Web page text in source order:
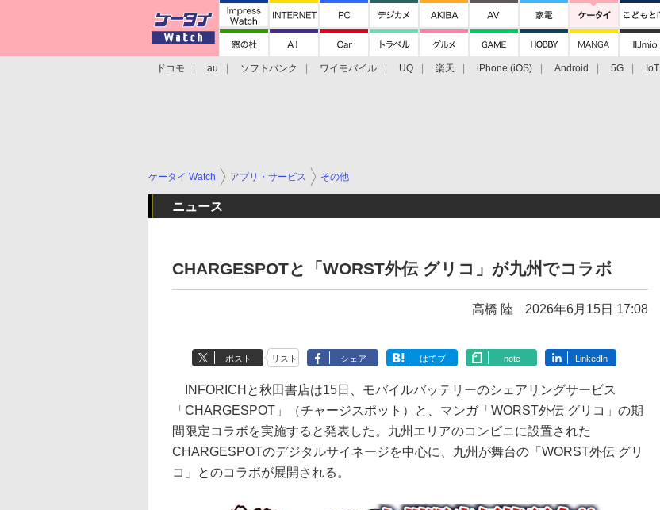
ドコモ au ソフトバンク ワイモバイル UQ 楽天 iPhone (iOS) Android 5G IoT
ケータイ Watch アプリ・サービス その他
ニュース
CHARGESPOTと「WORST外伝 グリコ」が九州でコラボ
高橋 陸 2026年6月15日 17:08
ポスト リスト シェア はてブ note LinkedIn
INFORICHと秋田書店は15日、モバイルバッテリーのシェアリングサービス
「CHARGESPOT」（チャージスポット）と、マンガ「WORST外伝 グリコ」の期
間限定コラボを実施すると発表した。九州エリアのコンビニに設置された
CHARGESPOTのデジタルサイネージを中心に、九州が舞台の「WORST外伝 グリ
コ」とのコラボが展開される。